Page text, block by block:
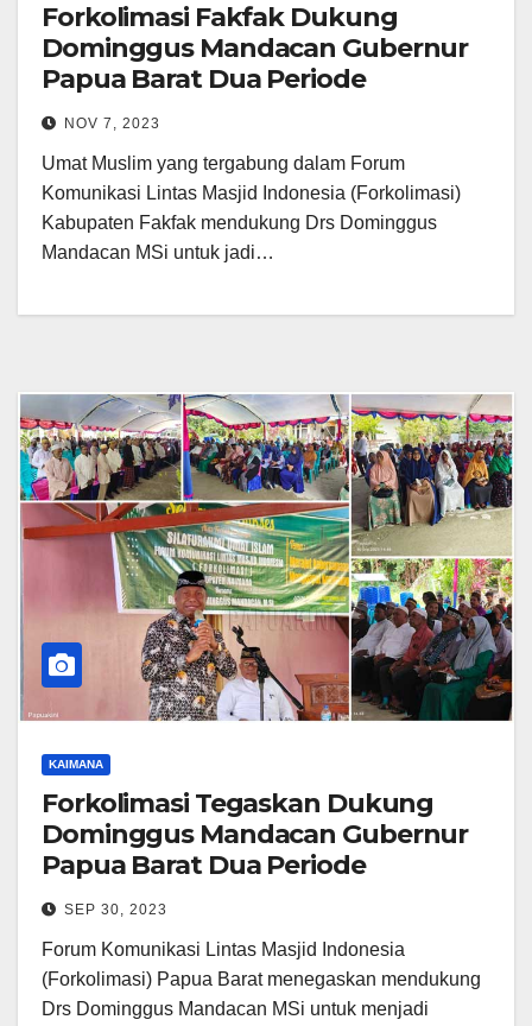
Forkolimasi Fakfak Dukung
Dominggus Mandacan Gubernur
Papua Barat Dua Periode
NOV 7, 2023
Umat Muslim yang tergabung dalam Forum
Komunikasi Lintas Masjid Indonesia (Forkolimasi)
Kabupaten Fakfak mendukung Drs Dominggus
Mandacan MSi untuk jadi…
KAIMANA
Forkolimasi Tegaskan Dukung
Dominggus Mandacan Gubernur
Papua Barat Dua Periode
SEP 30, 2023
Forum Komunikasi Lintas Masjid Indonesia
(Forkolimasi) Papua Barat menegaskan mendukung
Drs Dominggus Mandacan MSi untuk menjadi